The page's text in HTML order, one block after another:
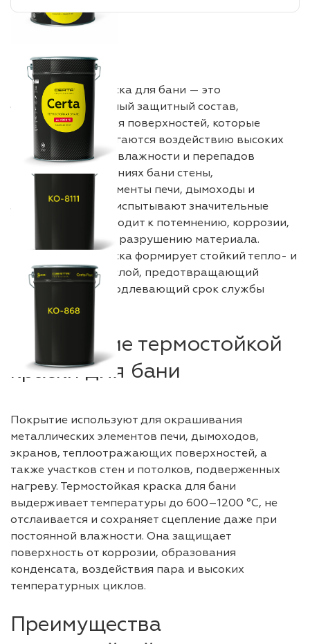
Термостойкая краска для бани — это
специализированный защитный состав,
разработанный для поверхностей, которые
регулярно подвергаются воздействию высоких
температур, пара, влажности и перепадов
нагрева. В помещениях бани стены,
металлические элементы печи, дымоходы и
защитные экраны испытывают значительные
нагрузки, что приводит к потемнению, коррозии,
растрескиванию и разрушению материала.
Термостойкая краска формирует стойкий тепло- и
влагоустойчивый слой, предотвращающий
повреждения и продлевающий срок службы
конструкций.
Назначение термостойкой
краски для бани
Покрытие используют для окрашивания
металлических элементов печи, дымоходов,
экранов, теплоотражающих поверхностей, а
также участков стен и потолков, подверженных
нагреву. Термостойкая краска для бани
выдерживает температуры до 600–1200 °C, не
отслаивается и сохраняет сцепление даже при
постоянной влажности. Она защищает
поверхность от коррозии, образования
конденсата, воздействия пара и высоких
температурных циклов.
Преимущества